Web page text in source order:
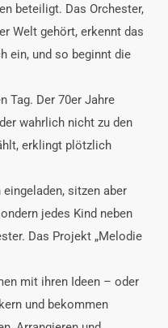
beteiligt. Das Orchester,
Welt gehört, erkennt das
ein, und so beginnt die
Tag. Der 70er Jahre
wahrlich nicht zu den
erklingt plötzlich
sitzen aber
jedes Kind neben
Das Projekt „Melodie
mit ihren Ideen – oder
und bekommen